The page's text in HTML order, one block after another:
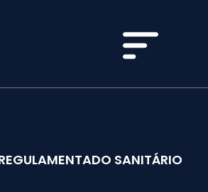
SANITÁRIO